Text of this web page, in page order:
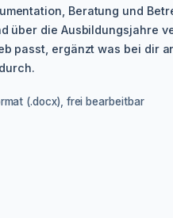
Beratung und
über die Ausbildungsjahre
passt, ergänzt was bei dir
(.docx), frei bearbeitbar